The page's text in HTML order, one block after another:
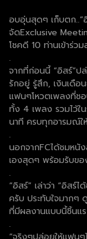
อบอุ่นสุดๆ เก็บตก
จัดExclusive
โชคดี 10 ท่านเข้าร่
.
จากที่ก่อนนี้ “อิสร์”
รักอยู่ รู้สึก, เงินเดือ
แฟนๆโหวตเพลงที่ช
ทั้ง 4 เพลง รวมไว้ใ
นาที ครบทุกอารมณ์ให้
.
นอกจากFCได้ชมหนั
เองสุดๆ พร้อมรับขอ
.
“อิสร์” เล่าว่า “อิส
ครับ ประทับใจมากๆ
ที่มีผลงานแบบนี้ชิ้นแ
.